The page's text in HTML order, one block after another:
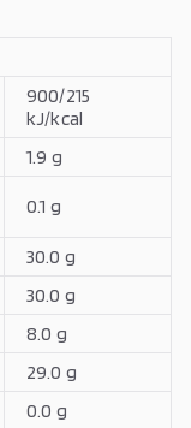
900/215
kJ/kcal
1.9 g
0.1 g
30.0 g
30.0 g
8.0 g
29.0 g
0.0 g